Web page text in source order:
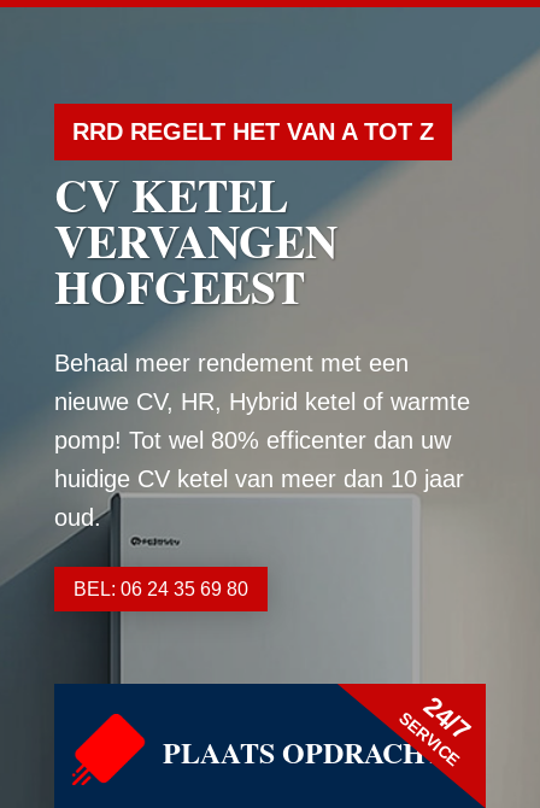
RRD REGELT HET VAN A TOT Z
CV KETEL
VERVANGEN
HOFGEEST
Behaal meer rendement met een
nieuwe CV, HR, Hybrid ketel of warmte
pomp! Tot wel 80% efficenter dan uw
huidige CV ketel van meer dan 10 jaar
oud.
BEL: 06 24 35 69 80
PLAATS OPDRACHT
24/7
SERVICE